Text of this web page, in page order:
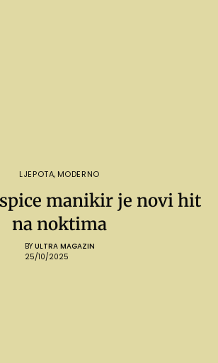
LJEPOTA, MODERNO
manikir je novi hit
na noktima
BY ULTRA MAGAZIN
25/10/2025